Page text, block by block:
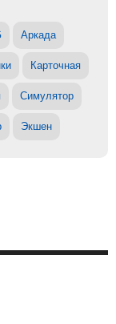
Аркада
Карточная
Симулятор
Экшен